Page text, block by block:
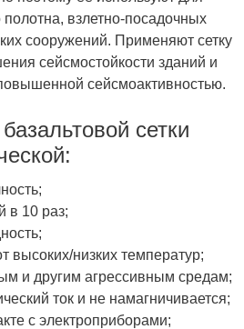
взлетно-посадочных
сооружений. Применяют сетку
сейсмостойкости зданий и
сейсмоактивностью.
сетки
в 10 раз;
высоких/низких температур;
и другим агрессивным средам;
ток и не намагничивается;
с электроприборами;